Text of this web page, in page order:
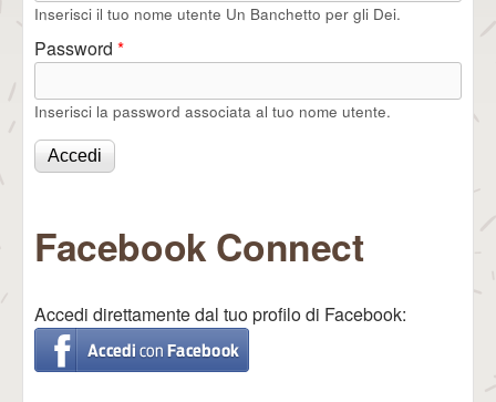
Inserisci il tuo nome utente Un Banchetto per gli Dei.
Password *
Inserisci la password associata al tuo nome utente.
Facebook Connect
Accedi direttamente dal tuo profilo di Facebook: